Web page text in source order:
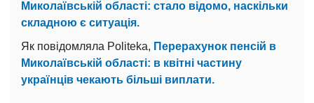
Миколаївській області: стало відомо, наскільки
складною є ситуація.
Як повідомляла Politeka, Перерахунок пенсій в
Миколаївській області: в квітні частину
українців чекають більші виплати.